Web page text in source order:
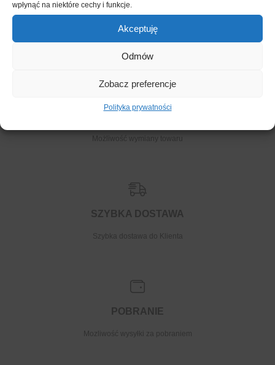
wpłynąć na niektóre cechy i funkcje.
Akceptuję
Odmów
Zobacz preferencje
Polityka prywatności
Na zwrot towaru
Możliwość wymiany towaru
SZYBKA DOSTAWA
Szybka dostawa do Klienta
POBRANIE
Mozliwość wysyłki za pobraniem